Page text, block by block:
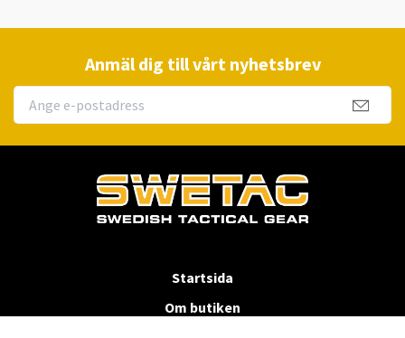
Anmäl dig till vårt nyhetsbrev
Startsida
Om butiken